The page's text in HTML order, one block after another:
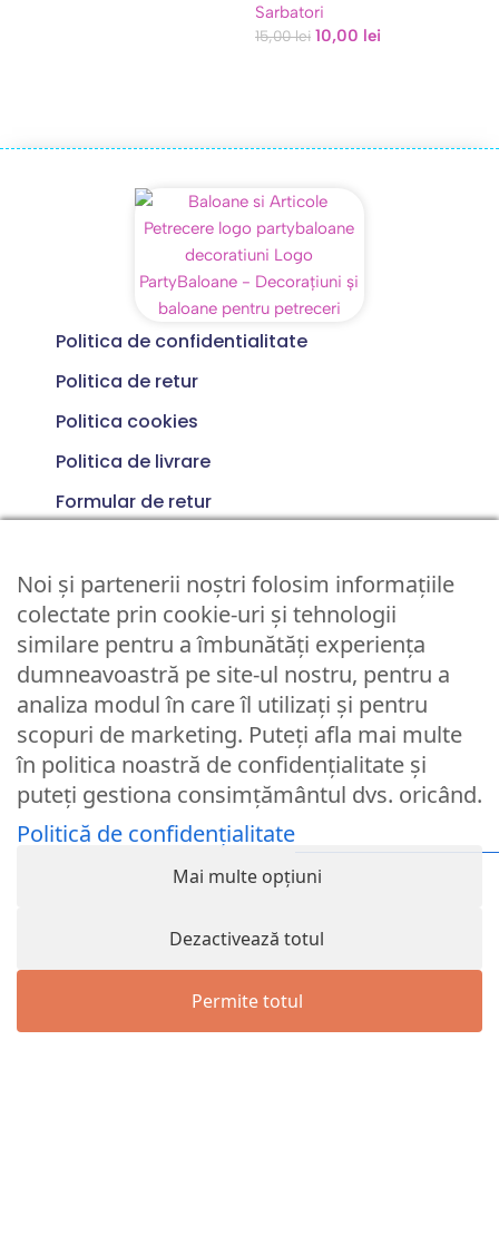
Sarbatori
15,00lei 10,00 lei
Politica de confidentialitate
Politica de retur
Politica cookies
Politica de livrare
Formular de retur
Termeni si conditii
0733 281 249
Luni - Vineri 10:00 > 16:00
Nume utilizator sau Email
Parola
Remember Me
Lost your password?
© Partybaloane.ro - Toate drepturile rezervate. ™
Noi și partenerii noștri folosim informațiile
colectate prin cookie-uri și tehnologii
similare pentru a îmbunătăți experiența
dumneavoastră pe site-ul nostru, pentru a
analiza modul în care îl utilizați și pentru
scopuri de marketing. Puteți afla mai multe
în politica noastră de confidențialitate și
puteți gestiona consimțământul dvs. oricând.
Politică de confidențialitate
Mai multe opțiuni
Dezactivează totul
Permite totul